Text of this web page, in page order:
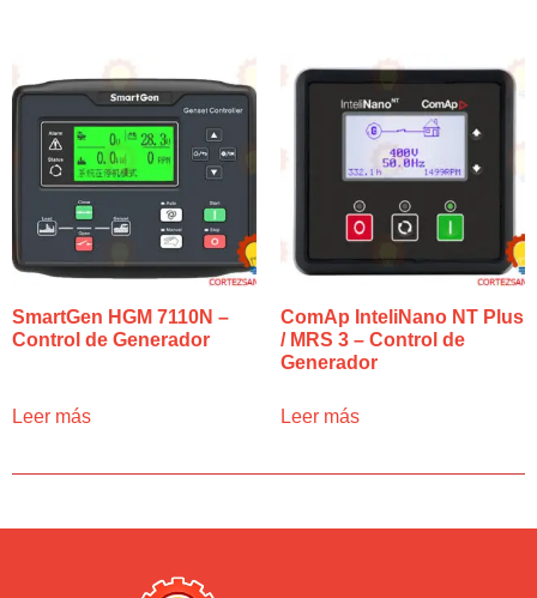
SmartGen HGM 7110N –
Control de Generador
Leer más
ComAp InteliNano NT Plus
/ MRS 3 – Control de
Generador
Leer más